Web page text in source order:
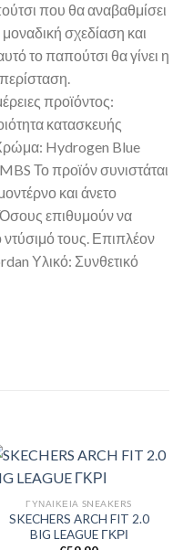
που θα αναβαθμίσει
σχεδίαση και
το παπούτσι θα γίνει η
προϊόντος:
κατασκευής
Hydrogen Blue
Το προϊόν συνιστάται
και άνετο
επιθυμούν να
τους. Επιπλέον
Υλικό: Συνθετικό
ΓΥΝΑΙΚΕΊΑ SNEAKERS
SKECHERS ARCH FIT 2.0
BIG LEAGUE ΓΚΡΙ